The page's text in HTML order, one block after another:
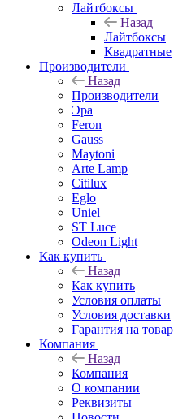
Лайтбоксы
Назад
Лайтбоксы
Квадратные
Производители
Назад
Производители
Эра
Feron
Gauss
Maytoni
Arte Lamp
Citilux
Eglo
Uniel
ST Luce
Odeon Light
Как купить
Назад
Как купить
Условия оплаты
Условия доставки
Гарантия на товар
Компания
Назад
Компания
О компании
Реквизиты